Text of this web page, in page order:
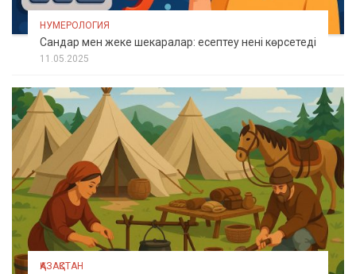
НУМЕРОЛОГИЯ
Сандар мен жеке шекаралар: есептеу нені көрсетеді
11.05.2025
ҚАЗАҚСТАН